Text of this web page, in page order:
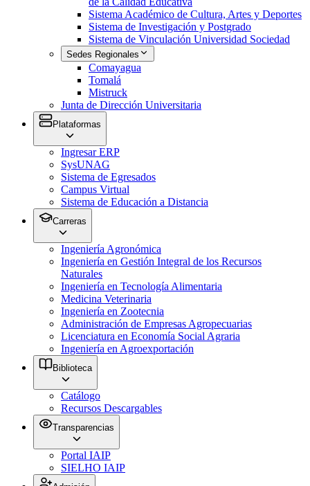
Sistema Académico de Cultura, Artes y Deportes
Sistema de Investigación y Postgrado
Sistema de Vinculación Universidad Sociedad
Sedes Regionales
Comayagua
Tomalá
Mistruck
Junta de Dirección Universitaria
Plataformas
Ingresar ERP
SysUNAG
Sistema de Egresados
Campus Virtual
Sistema de Educación a Distancia
Carreras
Ingeniería Agronómica
Ingeniería en Gestión Integral de los Recursos
Naturales
Ingeniería en Tecnología Alimentaria
Medicina Veterinaria
Ingeniería en Zootecnia
Administración de Empresas Agropecuarias
Licenciatura en Economía Social Agraria
Ingeniería en Agroexportación
Biblioteca
Catálogo
Recursos Descargables
Transparencias
Portal IAIP
SIELHO IAIP